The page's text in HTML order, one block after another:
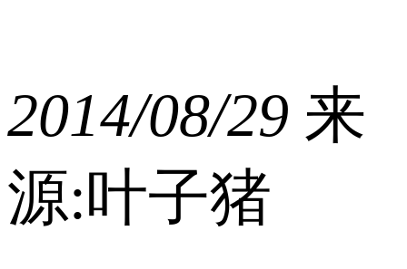
2014/08/29 来
源:叶子猪